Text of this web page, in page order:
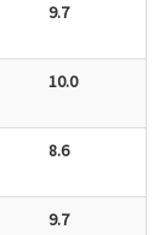
9.7
10.0
8.6
9.7